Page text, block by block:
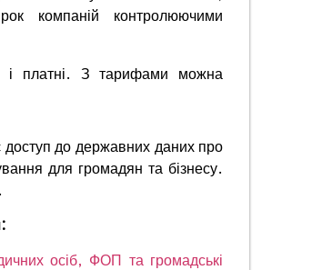
компаній контролюючими
і платні. З тарифами можна
до державних даних про
для громадян та бізнесу.
осіб, ФОП та громадські